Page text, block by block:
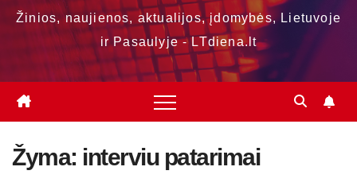
Žinios, naujienos, aktualijos, įdomybės, Lietuvoje
ir Pasaulyje - LTdiena.lt
Žyma: interviu patarimai